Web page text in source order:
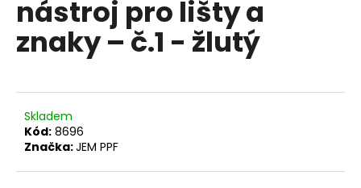
nástroj pro lišty a
znaky – č.1 - žlutý
Skladem
Kód: 8696
Značka:JEM PPF
a
j